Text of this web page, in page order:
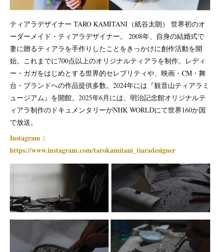
ティアラデザイナー TARO KAMITANI（紙谷太朗） 世界初のオ
ーダーメイド・ティアラデザイナー。 2008年、自身の結婚式で
妻に贈るティアラを手作りしたことをきっかけに創作活動を開
始。これまでに700点以上のオリジナルティアラを制作。レディ
ー・ガガをはじめとする世界的セレブリティや、映画・CM・舞
台・ブランドへの作品提供多数。2024年には『観音山ティアラミ
ュージアム』を開館。2025年6月には、明治記念館オリジナルテ
ィアラ制作のドキュメンタリーがNHK WORLDにて世界160か国
で放送。
Instagram：
https://www.instagram.com/tarokamitani_tiaradesigner